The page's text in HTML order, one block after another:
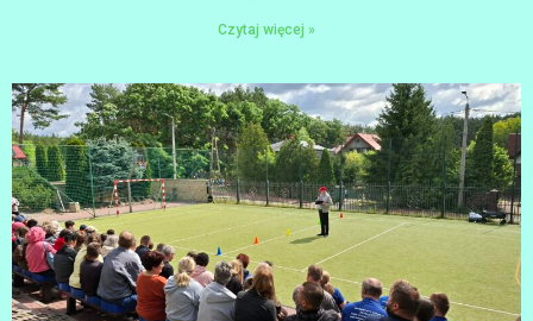
Czytaj więcej »